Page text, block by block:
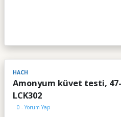
HACH
Amonyum küvet testi,
LCK302
0 - Yorum Yap